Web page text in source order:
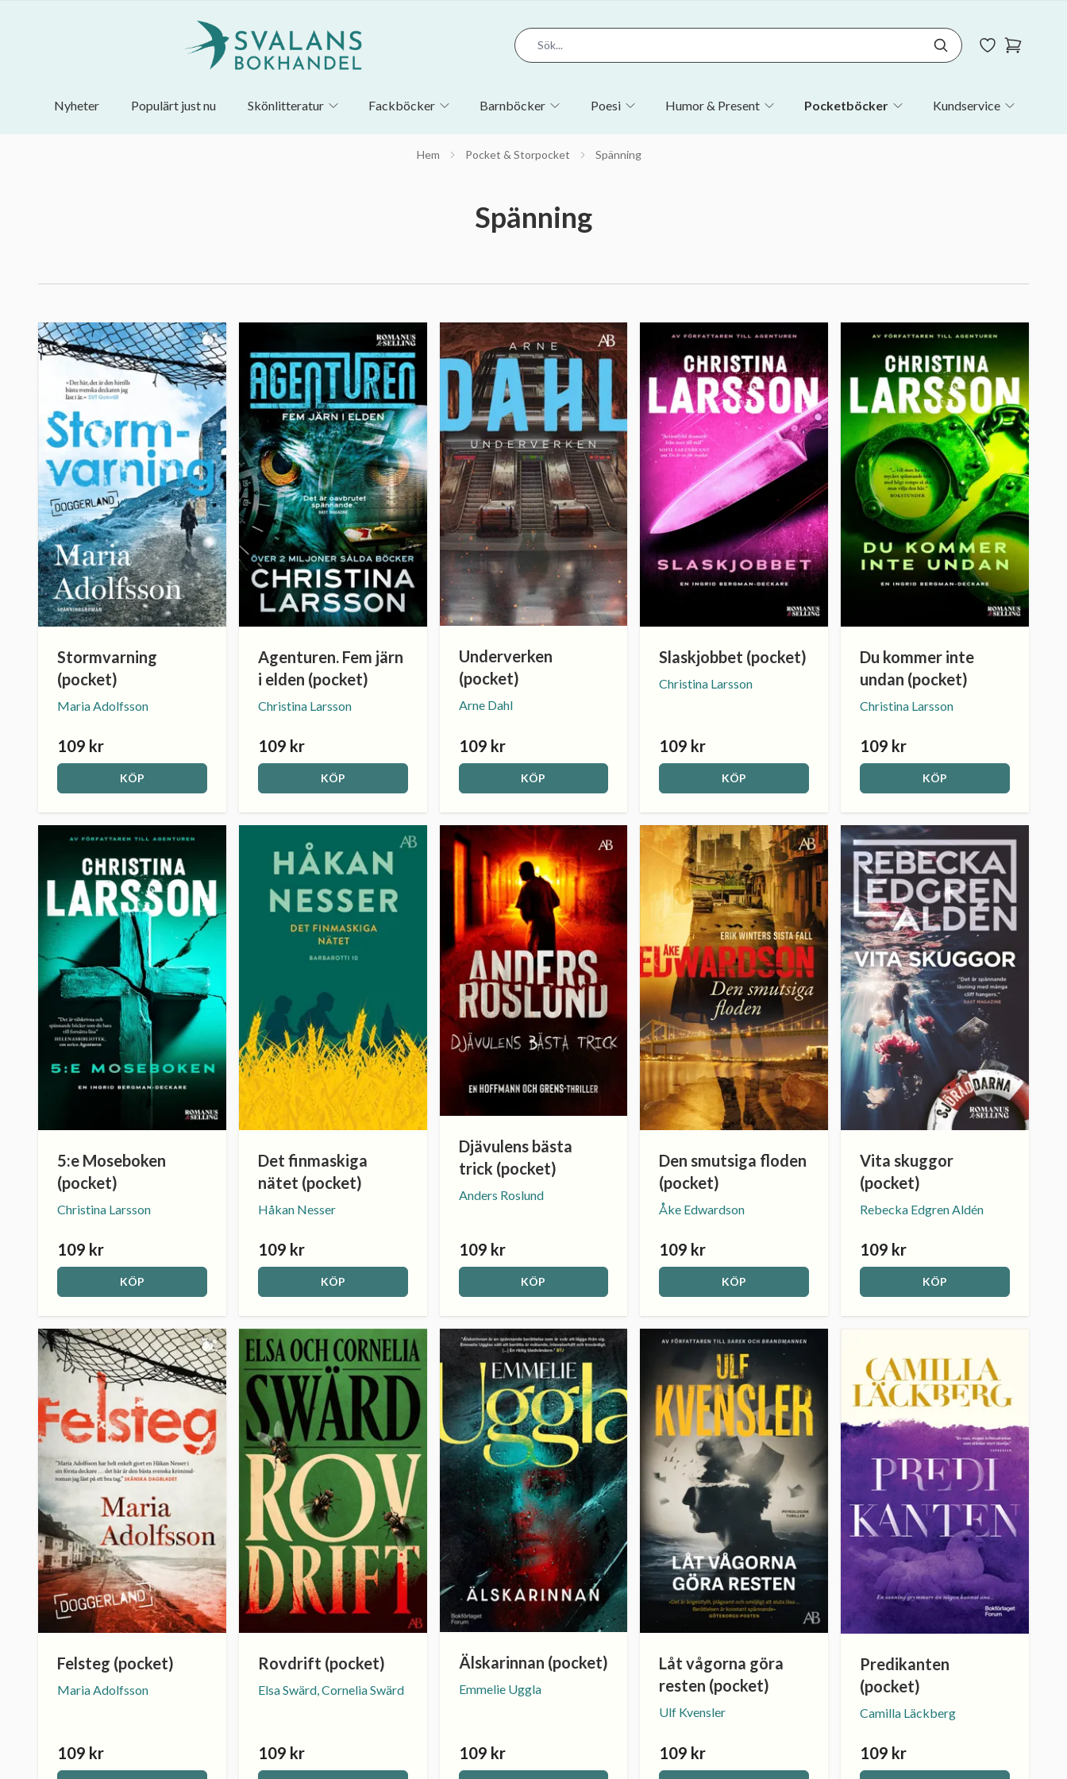
Nyheter Populärt just nu Skönlitteratur Fackböcker Barnböcker Poesi Humor & Present Pocketböcker Kundservice
Hem Pocket & Storpocket Spänning
Spänning
Stormvarning
(pocket)
Maria Adolfsson
109 kr
KÖP
Agenturen. Fem järn
i elden (pocket)
Christina Larsson
109 kr
KÖP
Underverken
(pocket)
Arne Dahl
109 kr
KÖP
Slaskjobbet (pocket)
Christina Larsson
109 kr
KÖP
Du kommer inte
undan (pocket)
Christina Larsson
109 kr
KÖP
5:e Moseboken
(pocket)
Christina Larsson
109 kr
KÖP
Det finmaskiga
nätet (pocket)
Håkan Nesser
109 kr
KÖP
Djävulens bästa
trick (pocket)
Anders Roslund
109 kr
KÖP
Den smutsiga floden
(pocket)
Åke Edwardson
109 kr
KÖP
Vita skuggor
(pocket)
Rebecka Edgren Aldén
109 kr
KÖP
Felsteg (pocket)
Maria Adolfsson
109 kr
Rovdrift (pocket)
Elsa Swärd, Cornelia Swärd
109 kr
Älskarinnan (pocket)
Emmelie Uggla
109 kr
Låt vågorna göra
resten (pocket)
Ulf Kvensler
109 kr
Predikanten
(pocket)
Camilla Läckberg
109 kr